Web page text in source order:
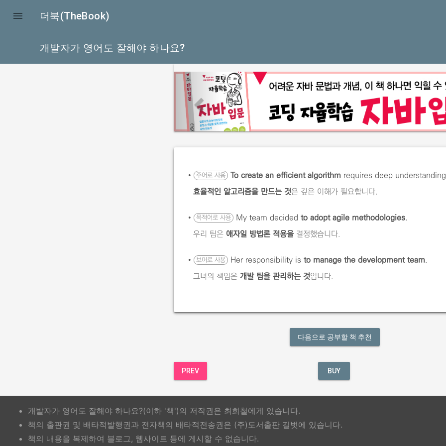
 더북(TheBook)
개발자가 영어도 잘해야 하나요?
p
e
v
i
o
s
• 주어로 사용 To create an efficient algorithmrequires deep
효율적인 알고리즘을 만드는 것은 깊은 이해가 필요합니다.
• 목적어로 사용 My team decided to adopt agile methodologies.
우리 팀은 애자일 방법론 적용을결정했습니다.
• 보어로 사용 Her responsibility is to manage the development team.
그녀의 책임은 개발 팀을 관리하는 것입니다.
다음으로 공부할 책 추천
PREV BUY
개발자가 영어도 잘해야 하나요?(이하 '책')의 저작권은 최희철에게 있습니다.
책의 출판권 및 배타적발행권과 전자책의 배타적전송권은 (주)도서출판 길벗에 있습니다.
책의 내용을 복제하여 블로그, 웹사이트 등에 게시할 수 없습니다.